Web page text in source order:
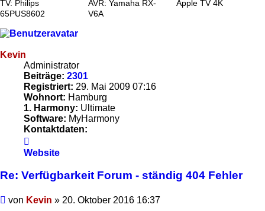
TV: Philips
65PUS8602
AVR: Yamaha RX-
V6A
Apple TV 4K
Kevin
Administrator
Beiträge: 2301
Registriert: 29. Mai 2009 07:16
Wohnort: Hamburg
1. Harmony: Ultimate
Software: MyHarmony
Kontaktdaten:
von
Website
Re: Verfügbarkeit Forum - ständig 404 Fehler
Beitrag
von Kevin » 20. Oktober 2016 16:37